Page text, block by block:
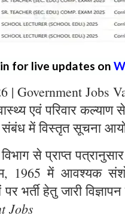
for live updates on
| Government Jobs
एवं परिवार कल्याण
संबंध में विस्तृत सूचना
से प्राप्त
1965 में आवश्यक
हेतु जारी
Jobs